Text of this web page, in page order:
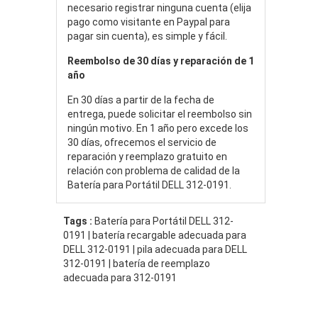
necesario registrar ninguna cuenta (elija
pago como visitante en Paypal para
pagar sin cuenta), es simple y fácil.
Reembolso de 30 días y reparación de 1
año
En 30 días a partir de la fecha de
entrega, puede solicitar el reembolso sin
ningún motivo. En 1 año pero excede los
30 días, ofrecemos el servicio de
reparación y reemplazo gratuito en
relación con problema de calidad de la
Batería para Portátil DELL 312-0191.
Tags : Batería para Portátil DELL 312-
0191 | batería recargable adecuada para
DELL 312-0191 | pila adecuada para DELL
312-0191 | batería de reemplazo
adecuada para 312-0191